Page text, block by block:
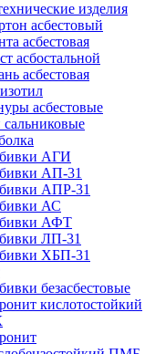
изделия
асбестовый
асбестовая
асбостальной
асбестовая
асбестовые
АГИ
АП-31
АПР-31
АС
АФТ
ЛП-31
ХБП-31
безасбестовые
кислотостойкий